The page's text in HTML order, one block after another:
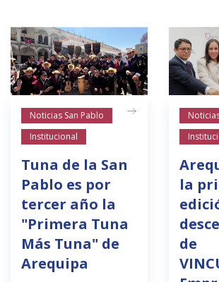
Español
English
Noticias San Pablo
Institucional
Tuna de la San
Pablo es por
tercer año la
"Primera Tuna
Más Tuna" de
Arequipa
la
de